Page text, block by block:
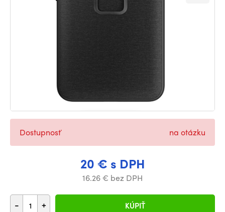
20 € s DPH
16.26 € bez DPH
- + KÚPIŤ
Dostupnosť na otázku